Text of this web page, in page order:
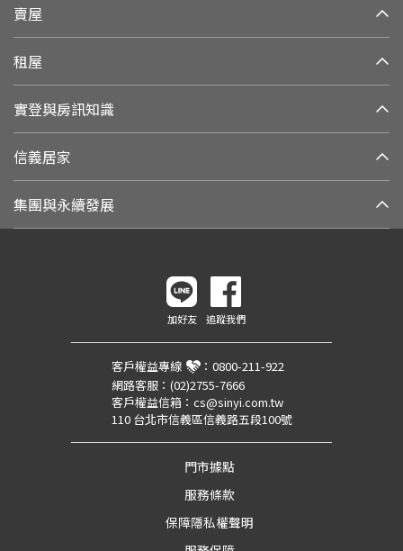
賣屋
租屋
實登與房訊知識
信義居家
集團與永續發展
加好友 追蹤我們
客戶權益專線 ： 0800-211-922
網路客服： (02)2755-7666
客戶權益信箱： cs@sinyi.com.tw
110 台北市信義區信義路五段100號
門市據點
服務條款
保障隱私權聲明